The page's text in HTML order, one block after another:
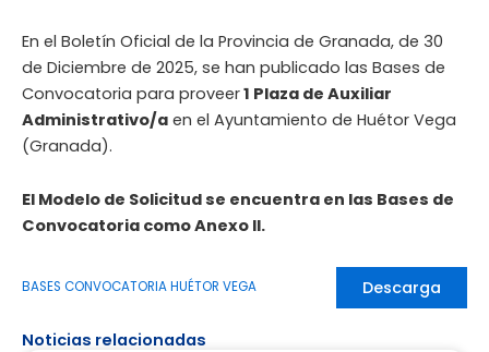
En el Boletín Oficial de la Provincia de Granada, de 30
de Diciembre de 2025, se han publicado las Bases de
Convocatoria para proveer1 Plaza de Auxiliar
Administrativo/a en el Ayuntamiento de Huétor Vega
(Granada).
El Modelo de Solicitud se encuentra en las Bases de
Convocatoria como Anexo II.
BASES CONVOCATORIA HUÉTOR VEGA Descarga
Noticias relacionadas